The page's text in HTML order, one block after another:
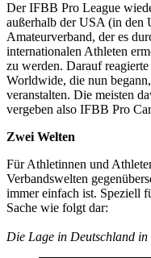
Der IFBB Pro League
außerhalb der USA (in den
Amateurverband, der es
internationalen Athleten
zu werden. Darauf
Worldwide, die nun
veranstalten. Die meisten
vergeben also IFBB Pro
Zwei Welten
Für Athletinnen und
Verbandswelten
immer einfach ist. Speziell
Sache wie folgt dar:
Die Lage in Deutschland